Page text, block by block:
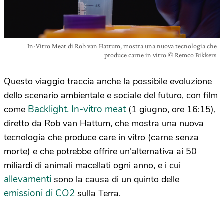
In-Vitro Meat di Rob van Hattum, mostra una nuova tecnologia che
produce carne in vitro © Remco Bikkers
Questo viaggio traccia anche la possibile evoluzione
dello scenario ambientale e sociale del futuro, con film
come Backlight. In-vitro meat(1 giugno, ore 16:15),
diretto da Rob van Hattum, che mostra una nuova
tecnologia che produce care in vitro (carne senza
morte) e che potrebbe offrire un’alternativa ai 50
miliardi di animali macellati ogni anno, e i cui
allevamenti sono la causa di un quinto delle
emissioni di CO2 sulla Terra.